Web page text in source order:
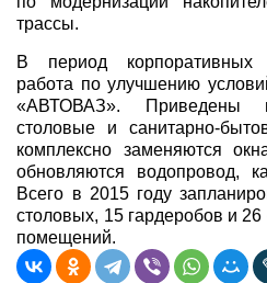
трассы.
В период корпоративных
работа по улучшению
«АВТОВАЗ». Приведены
столовые и санитарно-
комплексно заменяются
обновляются водопровод,
Всего в 2015 году
столовых, 15 гардеробов и 26
помещений.